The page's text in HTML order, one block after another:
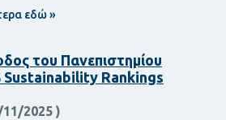
εδώ »
του Πανεπιστημίου
Sustainability Rankings
11/2025